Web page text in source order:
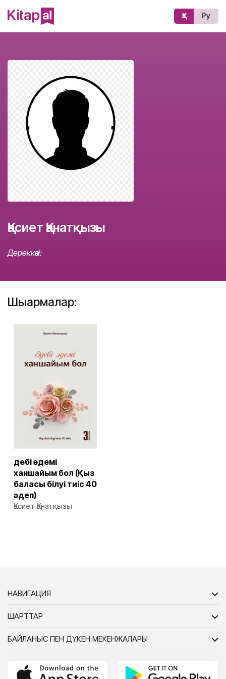
Қз Ру
Қасиет Қанатқызы
Дереккөзі:
Шығармалар:
Әдебі әдемі
ханшайым бол (Қыз
баласы білуі тиіс 40
әдеп)
Қасиет Қанатқызы
НАВИГАЦИЯ
ШАРТТАР
БАЙЛАНЫС ПЕН ДҮКЕН МЕКЕНЖАЛАРЫ